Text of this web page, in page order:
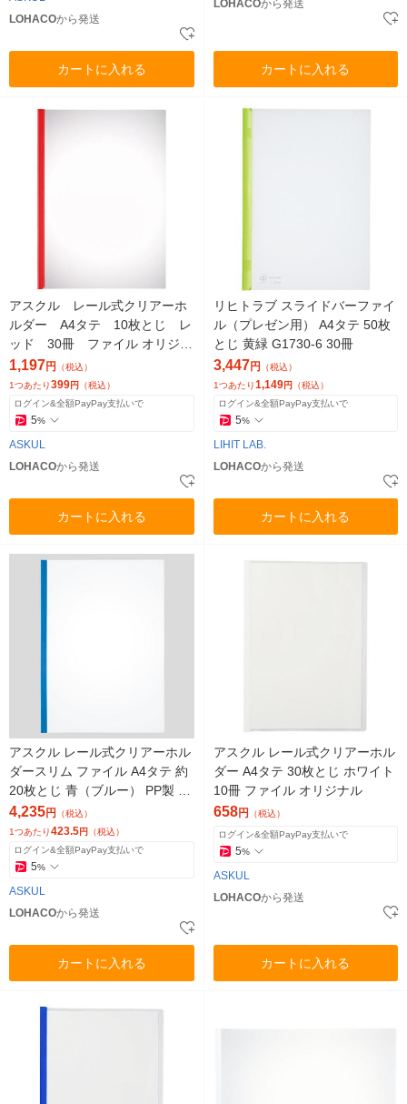
LOHACOから発送
カートに入れる
LOHACOから発送
カートに入れる
アスクル レール式クリアーホ
ルダー A4タテ 10枚とじ レ
ッド 30冊 ファイル オリジナ
ル
1,197円 （税込）
1つあたり399円 （税込）
ログイン&全額PayPay支払いで
5%
ASKUL
LOHACOから発送
カートに入れる
リヒトラブ スライドバーファイ
ル（プレゼン用） A4タテ 50枚
とじ 黄緑 G1730-6 30冊
3,447円 （税込）
1つあたり1,149円 （税込）
ログイン&全額PayPay支払いで
5%
LIHIT LAB.
LOHACOから発送
カートに入れる
アスクル レール式クリアーホル
ダースリム ファイル A4タテ 約
20枚とじ 青（ブルー） PP製 10
袋（100冊） オリジナル
4,235円
（税込）
1つあたり423.5円 （税込）
ログイン&全額PayPay支払いで
5%
ASKUL
LOHACOから発送
カートに入れる
アスクル レール式クリアーホル
ダー A4タテ 30枚とじ ホワイト
10冊 ファイル オリジナル
658円 （税込）
ログイン&全額PayPay支払いで
5%
ASKUL
LOHACOから発送
カートに入れる